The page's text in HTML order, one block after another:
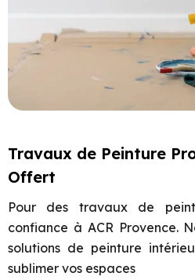
Travaux de Peinture
Offert
Pour des travaux de
confiance à ACR Provence.
solutions de peinture
sublimer vos espaces